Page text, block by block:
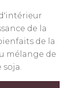
de la
de la
mélange de
soja.